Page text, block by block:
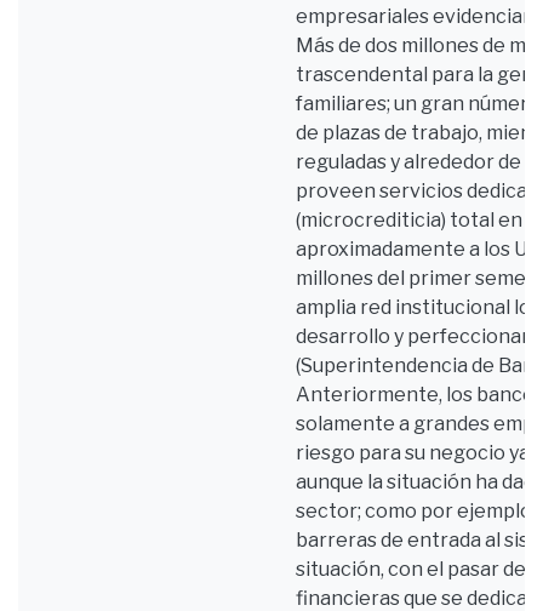
empresariales evidencian
Más de dos millones de
trascendental para la
familiares; un gran
de plazas de trabajo,
reguladas y alrededor de
proveen servicios
(microcrediticia) total en
aproximadamente a los
millones del primer
amplia red institucional
desarrollo y
(Superintendencia de
Anteriormente, los
solamente a grandes
riesgo para su negocio ya
aunque la situación ha
sector; como por ejemplo:
barreras de entrada al
situación, con el pasar de
financieras que se